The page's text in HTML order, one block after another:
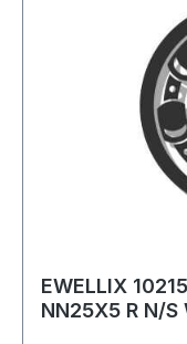
EWELLIX
NN25X5 R N/